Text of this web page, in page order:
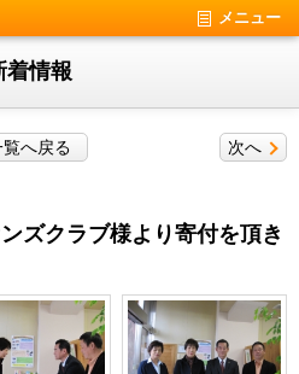
メニュー
着情報
次へ
覧へ戻る
ズクラブ様より寄付を頂き